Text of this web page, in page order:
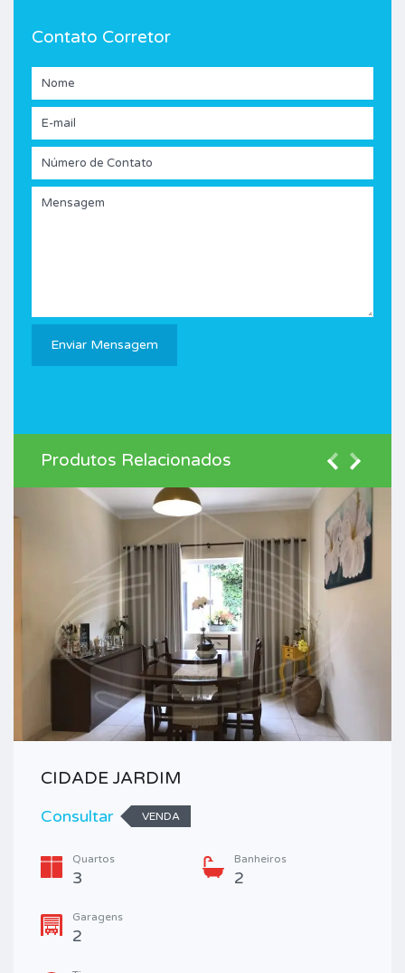
Contato Corretor
Produtos Relacionados
CIDADE JARDIM
Consultar
VENDA
Quartos
3
Banheiros
2
Garagens
2